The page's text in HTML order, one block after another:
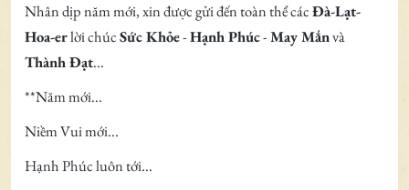
Nhân dịp năm mới, xin được gửi đến toàn thể cácĐà-Lạt-
Hoa-erlời chúcSức Khỏe-Hạnh Phúc-May Mắnvà
Thành Đạt...
**Năm mới...
Niềm Vui mới...
Hạnh Phúc luôn tới...